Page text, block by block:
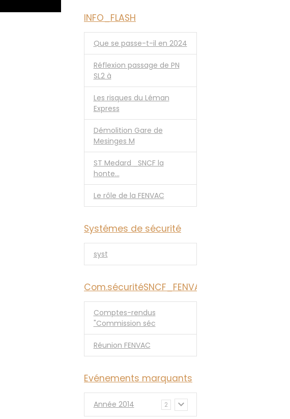
INFO_FLASH
Que se passe-t-il en 2024
Réflexion passage de PN
SL2 à
Les risques du Léman
Express
Démolition Gare de
Mesinges M
ST Medard _SNCF la
honte...
Le rôle de la FENVAC
Systémes de sécurité
syst
Com.sécuritéSNCF_FENVAC
Comptes-rendus
"Commission séc
Réunion FENVAC
Evénements marquants
Année 2014 2